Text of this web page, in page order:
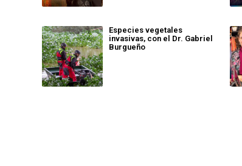
Especies vegetales
invasivas, con el Dr. Gabriel
Burgueño